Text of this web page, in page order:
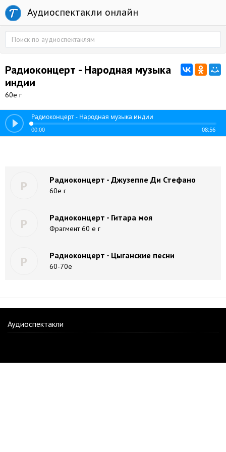
Аудиоспектакли онлайн
Радиоконцерт - Народная музыка
индии
60е г
Радиоконцерт - Народная музыка индии
00:00 08:56
Р Радиоконцерт - Джузеппе Ди Стефано
60е г
Р Радиоконцерт - Гитара моя
Фрагмент 60 е г
Р Радиоконцерт - Цыганские песни
60-70е
Аудиоспектакли